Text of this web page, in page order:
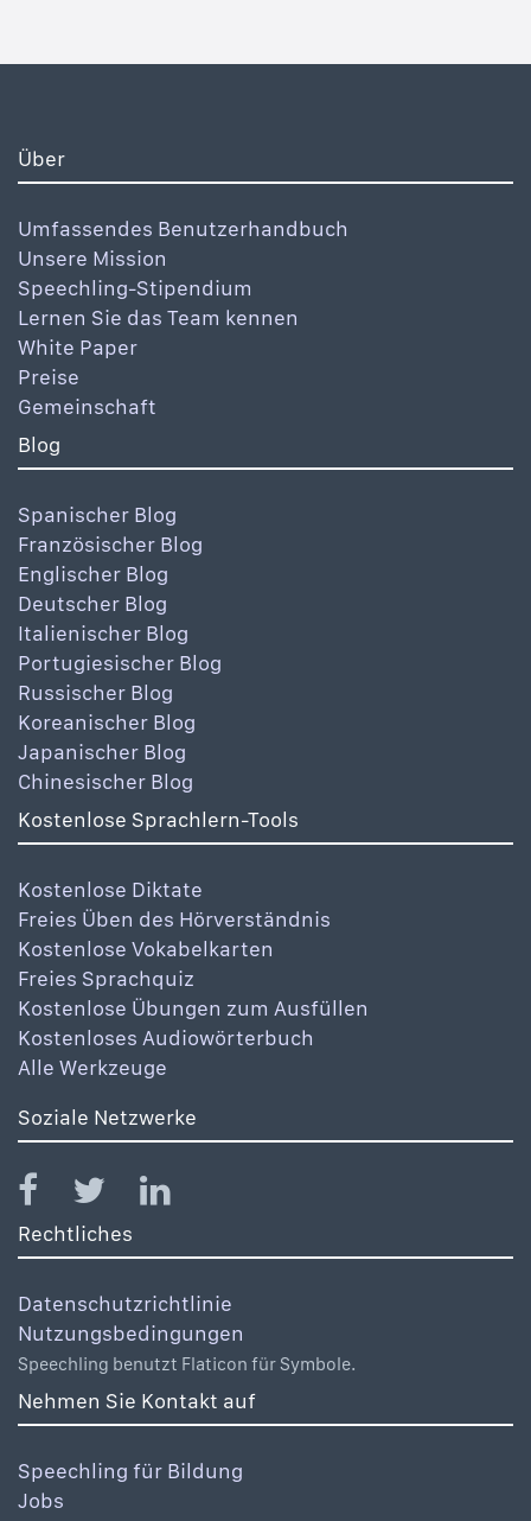
Über
Umfassendes Benutzerhandbuch
Unsere Mission
Speechling-Stipendium
Lernen Sie das Team kennen
White Paper
Preise
Gemeinschaft
Blog
Spanischer Blog
Französischer Blog
Englischer Blog
Deutscher Blog
Italienischer Blog
Portugiesischer Blog
Russischer Blog
Koreanischer Blog
Japanischer Blog
Chinesischer Blog
Kostenlose Sprachlern-Tools
Kostenlose Diktate
Freies Üben des Hörverständnis
Kostenlose Vokabelkarten
Freies Sprachquiz
Kostenlose Übungen zum Ausfüllen
Kostenloses Audiowörterbuch
Alle Werkzeuge
Soziale Netzwerke
Rechtliches
Datenschutzrichtlinie
Nutzungsbedingungen
Speechling benutzt Flaticon für Symbole.
Nehmen Sie Kontakt auf
Speechling für Bildung
Jobs